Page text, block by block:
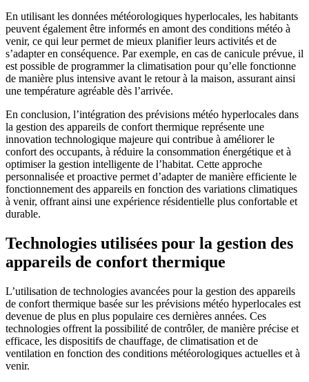
En utilisant les données météorologiques hyperlocales, les habitants
peuvent également être informés en amont des conditions météo à
venir, ce qui leur permet de mieux planifier leurs activités et de
s’adapter en conséquence. Par exemple, en cas de canicule prévue, il
est possible de programmer la climatisation pour qu’elle fonctionne
de manière plus intensive avant le retour à la maison, assurant ainsi
une température agréable dès l’arrivée.
En conclusion, l’intégration des prévisions météo hyperlocales dans
la gestion des appareils de confort thermique représente une
innovation technologique majeure qui contribue à améliorer le
confort des occupants, à réduire la consommation énergétique et à
optimiser la gestion intelligente de l’habitat. Cette approche
personnalisée et proactive permet d’adapter de manière efficiente le
fonctionnement des appareils en fonction des variations climatiques
à venir, offrant ainsi une expérience résidentielle plus confortable et
durable.
Technologies utilisées pour la gestion des
appareils de confort thermique
L’utilisation de technologies avancées pour la gestion des appareils
de confort thermique basée sur les prévisions météo hyperlocales est
devenue de plus en plus populaire ces dernières années. Ces
technologies offrent la possibilité de contrôler, de manière précise et
efficace, les dispositifs de chauffage, de climatisation et de
ventilation en fonction des conditions météorologiques actuelles et à
venir.